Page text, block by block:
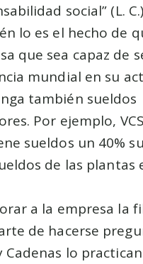
social” (L. C.)
lo es el hecho de
que sea capaz de
mundial en su
también sueldos
Por ejemplo,
sueldos un 40%
de las plantas
a la empresa la
de hacerse
Cadenas lo